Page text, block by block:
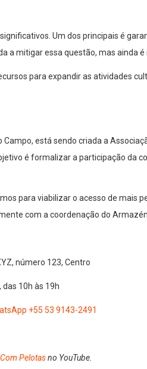
Um dos principais é
a mitigar essa questão, mas ainda
para expandir as atividades
está sendo criada a
é formalizar a participação da
para viabilizar o acesso de mais
com a coordenação do
número 123, Centro
10h às 19h
+55 53 9143-2491
Pelotasno YouTube.